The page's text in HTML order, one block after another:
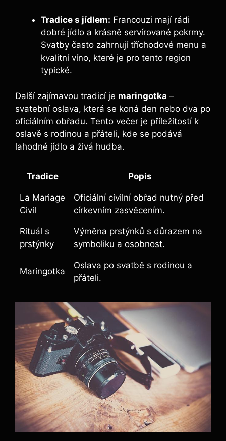
Tradice s jídlem: Francouzi mají rádi
dobré jídlo a krásně servírované pokrmy.
Svatby často zahrnují tříchodové menu a
kvalitní víno, které je pro tento region
typické.
Další zajímavou tradicí je maringotka –
svatební oslava, která se koná den nebo dva po
oficiálním obřadu. Tento večer je příležitostí k
oslavě s rodinou a přáteli, kde se podává
lahodné jídlo a živá hudba.
Tradice Popis
La Mariage
Civil
Oficiální civilní obřad nutný před
církevním zasvěcením.
Rituál s
prstýnky
Výměna prstýnků s důrazem na
symboliku a osobnost.
Maringotka
Oslava po svatbě s rodinou a
přáteli.